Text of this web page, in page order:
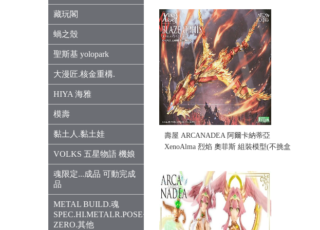
藏玩閣
蝸之殼
聖斯基 yolopark
大漫匠.核金重構.
HIYA 海雅
模壽
黏土人.黏土娃
VOLKS 五星物語 機娘
魂限定...成品 可動完成
品
METAL BUILD.魂
SPEC.HI.METALR.POSE+.THREE
ZERO.其他
售價:1700
壽屋 ARCANADEA 阿爾卡納蒂亞
XenoAlma 烈焰 奧菲斯 組裝模型(不挑盒
售價:0